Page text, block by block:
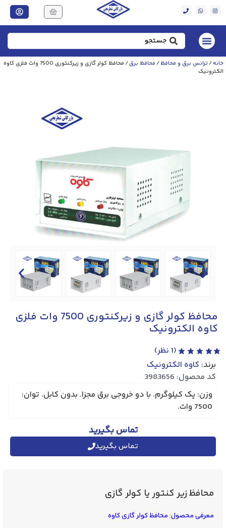
خانه/ترانس برق و محافظ/ محافظ برق
/ محافظ کولر گازی و زیرکنتوری 7500 وات فلزی کاوه
الکترونیک
محافظ کولر گازی و زیرکنتوری 7500 وات فلزی
کاوه الکترونیک
(
1 نظر)
برند: کاوه الکترونیک
کد محصول: 3983656
وزن: یک کیلوگرم. با دو خروجی برق مجزا. بدون کابل. توان:
7500 وات.
تماس بگیرید
تماس بگیرید
محافظ زیر کنتور یا کولر گازی
معرفی محصول: محافظ کولر گازی کاوه